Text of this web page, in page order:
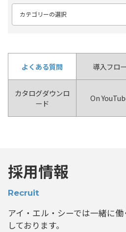
よくある質問 導入フロー
カタログダウンロ
ード
On
採用情報
Recruit
アイ・エル・シーでは一緒に
しております。